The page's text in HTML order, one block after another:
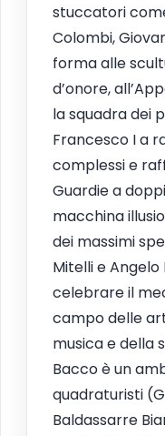
stuccatori
Colombi,
forma alle
d’onore,
la squadra dei
Francesco I a
complessi e
Guardie a
macchina
dei massimi
Mitelli e
celebrare il
campo delle
musica e della
Bacco è un
quadraturisti
Baldassarre